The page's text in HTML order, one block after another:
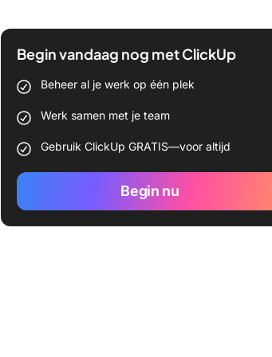
Begin vandaag nog met ClickUp
Beheer al je werk op één plek
Werk samen met je team
Gebruik ClickUp GRATIS—voor altijd
Begin nu